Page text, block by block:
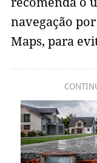
navegação por
Maps, para